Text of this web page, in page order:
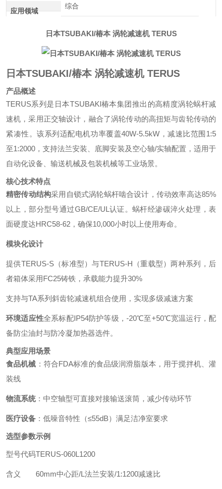
应用领域
综合
日本TSUBAKI/椿本 涡轮减速机 TERUS
日本TSUBAKI/椿本 涡轮减速机 TERUS
产品概述
TERUS系列是日本TSUBAKI椿本集团推出的高精度涡轮蜗杆减
速机，采用正交轴设计，融合了涡轮传动的高扭矩与齿轮传动的
紧凑性。该系列适配电机功率覆盖40W-5.5kW，减速比范围1:5
至1:2000，支持法兰安装、底脚安装及空心轴/实轴配置，适用于
自动化设备、输送机械及包装机械等工业场景。
核心技术特点
精密传动结构采用自锁式涡轮蜗杆啮合设计，传动效率高达85%
以上，部分型号通过GB/CE/UL认证。蜗杆经渗碳淬火处理，表
面硬度达HRC58-62，确保10,000小时以上使用寿命。
模块化设计
提供TERUS-S（标准型）与TERUS-H（重载型）两种系列，后
者箱体采用FC25铸铁，承载能力提升30%
支持与TA系列斜齿轮减速机组合使用，实现多级减速方案
环境适应性全系标配IP54防护等级，-20℃至+50℃宽温运行，配
备防尘油封与防冷凝加热器选件。
典型应用场景
食品机械 ：符合FDA标准的食品级润滑脂版本，用于搅拌机、灌
装线
物流系统：中空轴型可直接对接输送滚筒，减少传动环节
医疗设备 ：低噪音特性（≤55dB）满足洁净室要求
选型参数示例
型号代码TERUS-060L1200
含义 60mm中心距/L法兰安装/1:1200减速比